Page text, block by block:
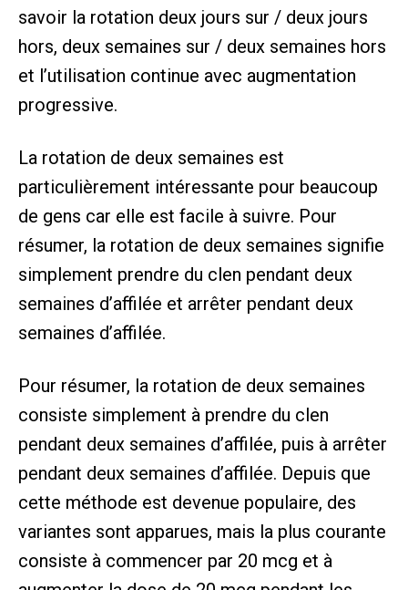
savoir la rotation deux jours sur / deux jours
hors, deux semaines sur / deux semaines hors
et l’utilisation continue avec augmentation
progressive.
La rotation de deux semaines est
particulièrement intéressante pour beaucoup
de gens car elle est facile à suivre. Pour
résumer, la rotation de deux semaines signifie
simplement prendre du clen pendant deux
semaines d’affilée et arrêter pendant deux
semaines d’affilée.
Pour résumer, la rotation de deux semaines
consiste simplement à prendre du clen
pendant deux semaines d’affilée, puis à arrêter
pendant deux semaines d’affilée. Depuis que
cette méthode est devenue populaire, des
variantes sont apparues, mais la plus courante
consiste à commencer par 20 mcg et à